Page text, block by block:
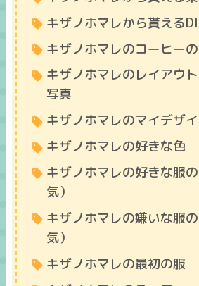
キザノホマレから貰える
キザノホマレのコーヒー
キザノホマレのレイアウ
写真
キザノホマレのマイデザ
キザノホマレの好きな色
キザノホマレの好きな服
気）
キザノホマレの嫌いな服
気）
キザノホマレの最初の服